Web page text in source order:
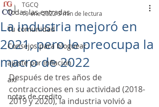
Todas las entradas
Tu comunidad
Consejos para bloguear
ajuste por inflacion
axi
notas de credito
La industria mejoró en
2021, pero le preocupa la
macro de 2022
TGCQ
19 ene 20223 min de lectura
Después de tres años de
contracciones en su actividad (2018-
2019 y 2020), la industria volvió a